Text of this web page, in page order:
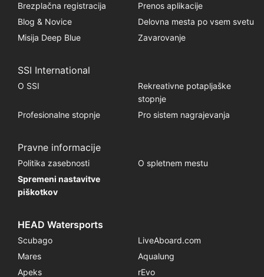
Brezplačna registracija
Prenos aplikacije
Blog & Novice
Delovna mesta po vsem svetu
Misija Deep Blue
Zavarovanje
SSI International
O SSI
Rekreativne potapljaške
stopnje
Profesionalne stopnje
Pro sistem nagrajevanja
Pravne informacije
Politika zasebnosti
O spletnem mestu
Spremeni nastavitve
piškotkov
HEAD Watersports
Scubago
LiveAboard.com
Mares
Aqualung
Apeks
rEvo